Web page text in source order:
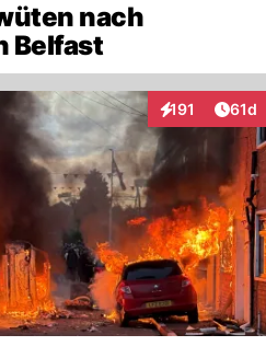
nach
Belfast
191
Interaktionen
61d